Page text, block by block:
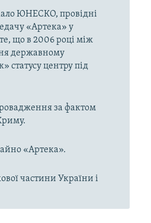
ЮНЕСКО, провідні
«Артека» у
те, що в 2006 році між
державному
статусу центру під
за фактом
«Артека».
частини України і